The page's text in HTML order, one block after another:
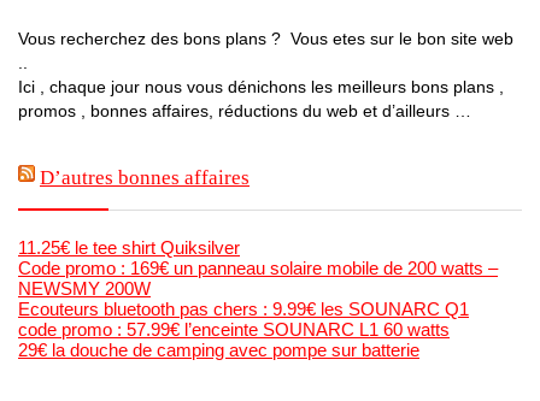
Vous recherchez des bons plans ? Vous etes sur le bon site web
Ici , chaque jour nous vous dénichons les meilleurs bons plans ,
promos , bonnes affaires, réductions du web et d’ailleurs …
D’autres bonnes affaires
11.25€ le tee shirt Quiksilver
Code promo : 169€ un panneau solaire mobile de 200 watts –
NEWSMY 200W
Ecouteurs bluetooth pas chers : 9.99€ les SOUNARC Q1
code promo : 57.99€ l’enceinte SOUNARC L1 60 watts
29€ la douche de camping avec pompe sur batterie